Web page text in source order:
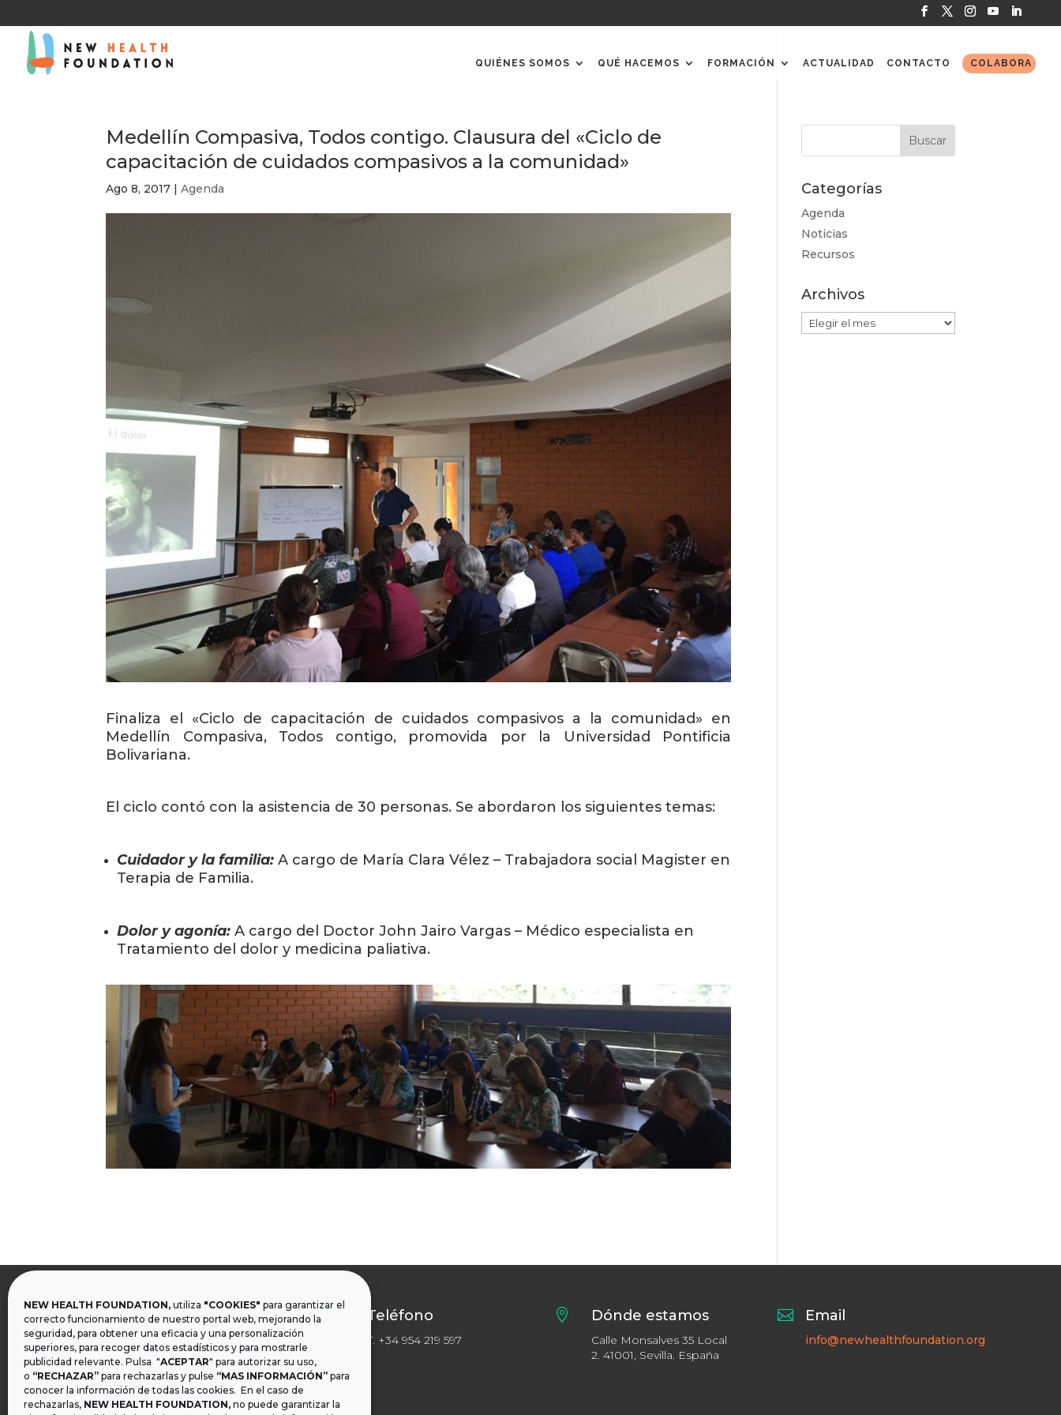
NEW HEALTH FOUNDATION, utiliza "COOKIES" para garantizar el
correcto funcionamiento de nuestro portal web, mejorando la
seguridad, para obtener una eficacia y una personalización
superiores, para recoger datos estadísticos y para mostrarle
publicidad relevante. Pulsa "ACEPTAR" para autorizar su uso,
o “RECHAZAR” para rechazarlas y pulse “MAS INFORMACIÓN” para
conocer la información de todas las cookies. En el caso de
rechazarlas, NEW HEALTH FOUNDATION, no puede garantizar la
QUIÉNES SOMOS QUÉ HACEMOS FORMACIÓN ACTUALIDAD CONTACTO COLABORA
Medellín Compasiva, Todos contigo. Clausura del «Ciclo de
capacitación de cuidados compasivos a la comunidad»
Ago 8, 2017 |Agenda
Finaliza el «Ciclo de capacitación de cuidados compasivos a la comunidad» en
Medellín Compasiva, Todos contigo, promovida por la Universidad Pontificia
Bolivariana.
El ciclo contó con la asistencia de 30 personas. Se abordaron los siguientes temas:
Cuidador y la familia: A cargo de María Clara Vélez – Trabajadora social Magister en
Terapia de Familia.
Dolor y agonía: A cargo del Doctor John Jairo Vargas – Médico especialista en
Tratamiento del dolor y medicina paliativa.
Categorías
Agenda
Noticias
Recursos
Archivos
Archivos
Teléfono
T. +34 954 219 597
 Dónde estamos
Calle Monsalves 35 Local
2. 41001, Sevilla. España
 Email
info@newhealthfoundation.org